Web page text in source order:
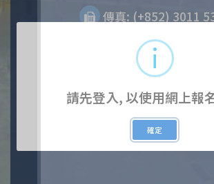
請先登入, 以使用網上報
確定
傳真: (+852) 3011